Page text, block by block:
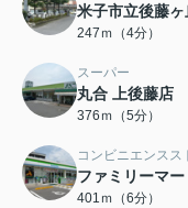
米子市立後藤
247ｍ（4分）
スーパー
丸合 上後藤店
376ｍ（5分）
コンビニエンスス
ファミリーマ
401ｍ（6分）